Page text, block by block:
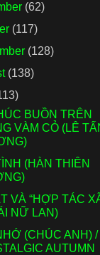
(62)
(117)
(128)
(138)
BUỒN TRÊN
VÀM CỎ (LÊ
(HÀN THIÊN
VÀ “HỢP TÁC
NỮ LAN)
(CHÚC ANH) /
AUTUMN